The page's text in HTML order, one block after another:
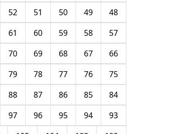
48
49
50
51
52
57
58
59
60
61
66
67
68
69
70
75
76
77
78
79
84
85
86
87
88
93
94
95
96
97